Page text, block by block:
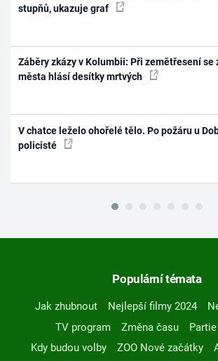
stupňů, ukazuje graf
Záběry zkázy v Kolumbii: Při zemětřesení
města hlásí desítky mrtvých
V chatce leželo ohořelé tělo. Po požáru u
policisté
Populární témata
Jak zhubnout Nejlepší filmy 2024
TV program
Změna času Partie
Kdy budou volby
ZOO Nové začátky